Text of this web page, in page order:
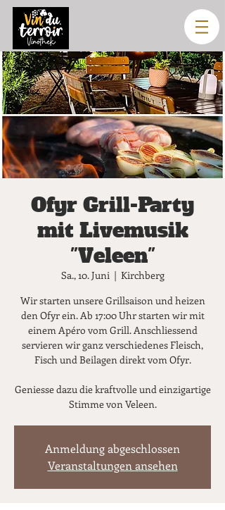
Ofyr Grill-Party
mit Livemusik
"Veleen"
Sa., 10. Juni
  |
Kirchberg
Wir starten unsere Grillsaison und heizen
den Ofyr ein. Ab 17:00 Uhr starten wir mit
einem Apéro vom Grill. Anschliessend
servieren wir ganz verschiedenes Fleisch,
Fisch und Beilagen direkt vom Ofyr.
Geniesse dazu die kraftvolle und einzigartige
Stimme von Veleen.
Anmeldung abgeschlossen
Veranstaltungen ansehen